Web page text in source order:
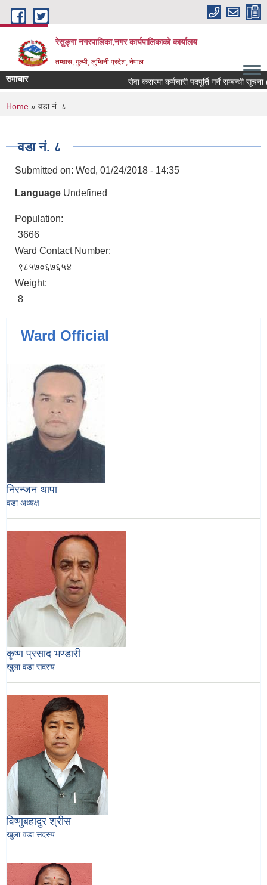
Skip to main content
रेसुङ्गा नगरपालिका,नगर कार्यपालिकाको कार्यालय
तम्घास, गुल्मी, लुम्बिनी प्रदेश, नेपाल
समाचार सेवा करारमा कर्मचारी पदपूर्ति गर्ने सम्बन्धी सूचना
You are here
Home » वडा नं. ८
वडा नं. ८
Submitted on: Wed, 01/24/2018 - 14:35
Language Undefined
Population:
3666
Ward Contact Number:
९८५७०६७६५४
Weight:
8
Ward Official
निरन्जन थापा
वडा अध्यक्ष
कृष्ण प्रसाद भण्डारी
खुला वडा सदस्य
विष्णुबहादुर श्रीस
खुला वडा सदस्य